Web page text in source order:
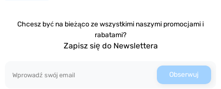
Chcesz być na bieżąco ze wszystkimi naszymi promocjami i
rabatami?
Zapisz się do Newslettera
Obserwuj